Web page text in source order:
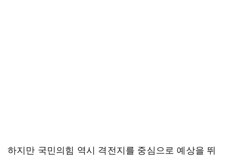
하지만 국민의힘 역시 격전지를 중심으로 예상을 뛰